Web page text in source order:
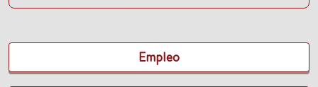
Empleo